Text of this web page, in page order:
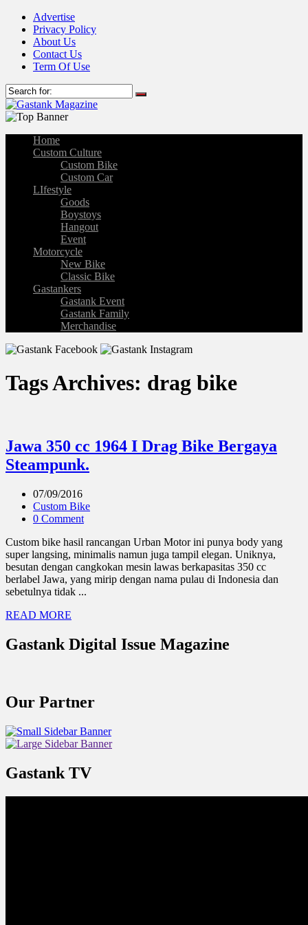
Advertise
Privacy Policy
About Us
Contact Us
Term Of Use
Home
Custom Culture
Custom Bike
Custom Car
LIfestyle
Goods
Boystoys
Hangout
Event
Motorcycle
New Bike
Classic Bike
Gastankers
Gastank Event
Gastank Family
Merchandise
Tags Archives: drag bike
Jawa 350 cc 1964 I Drag Bike Bergaya
Steampunk.
07/09/2016
Custom Bike
0 Comment
Custom bike hasil rancangan Urban Motor ini punya body yang
super langsing, minimalis namun juga tampil elegan. Uniknya,
besutan dengan cangkokan mesin lawas berkapasitas 350 cc
berlabel Jawa, yang mirip dengan nama pulau di Indonesia dan
sebetulnya tidak ...
READ MORE
Gastank Digital Issue Magazine
Our Partner
Gastank TV